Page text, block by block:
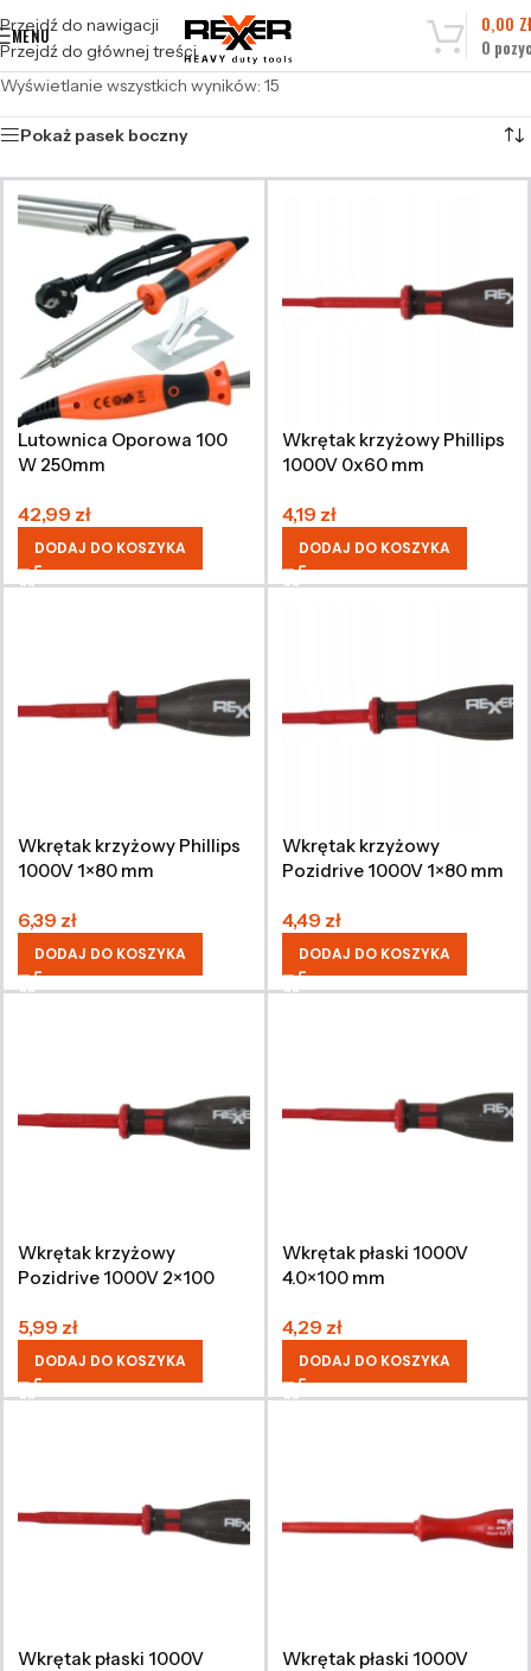
Przejdź do nawigacji
Przejdź do głównej treści
MENU
0
0,00
Wyświetlanie wszystkich wyników: 15
Pokaż pasek boczny
Lutownica Oporowa 100
W 250mm
42,99 zł
DODAJ DO KOSZYKA
Wkrętak krzyżowy Phillips
1000V 0x60 mm
4,19 zł
DODAJ DO KOSZYKA
Wkrętak krzyżowy Phillips
1000V 1×80 mm
6,39 zł
DODAJ DO KOSZYKA
Wkrętak krzyżowy
Pozidrive 1000V 1×80 mm
4,49 zł
DODAJ DO KOSZYKA
Wkrętak krzyżowy
Pozidrive 1000V 2×100
5,99 zł
DODAJ DO KOSZYKA
Wkrętak płaski 1000V
4.0×100 mm
4,29 zł
DODAJ DO KOSZYKA
Wkrętak płaski 1000V
Wkrętak płaski 1000V